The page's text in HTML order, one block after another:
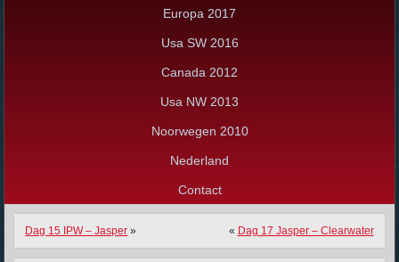
Europa 2017
Usa SW 2016
Canada 2012
Usa NW 2013
Noorwegen 2010
Nederland
Contact
Dag 15 IPW – Jasper » « Dag 17 Jasper – Clearwater